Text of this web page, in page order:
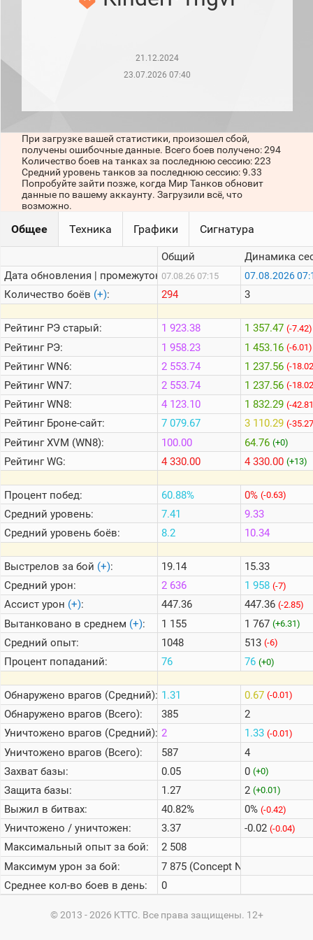
месяц)
сессии)
Кланы
Статистика
стримеров
Онлайн
Цветовая
шкала
Теlegram
ВК
Портал
Мира
Танков
21.12.2024
23.07.2026 07:40
При загрузке вашей статистики, произошел сбой,
получены ошибочные данные. Всего боев получено: 294
Количество боев на танках за последнюю сессию: 223
Средний уровень танков за последнюю сессию: 9.33
Попробуйте зайти позже, когда Мир Танков обновит
данные по вашему аккаунту. Загрузили всё, что
возможно.
Общее Техника Графики Сигнатура
Дата обновления | промежуток:
Количество боёв (+):
РейтингРЭ старый:
РейтингРЭ:
РейтингWN6:
РейтингWN7:
РейтингWN8:
РейтингБроне-сайт:
РейтингXVM (WN8):
РейтингWG:
Процент побед:
Средний уровень:
Средний уровень боёв:
Выстрелов за бой (+):
Средний урон:
Ассист урон (+):
Вытанковано в среднем (+):
Средний опыт:
Процент попаданий:
Обнаружено врагов (Средний):
Обнаружено врагов (Всего):
Уничтожено врагов (Средний):
Уничтожено врагов (Всего):
Захват базы:
Защита базы:
Выжил в битвах:
Уничтожено / уничтожен:
Максимальный опыт за бой:
Максимум урон за бой:
Среднее кол-во боев в день:
Общий
07.08.26 07:15
294
1 923.38
1 958.23
2 553.74
2 553.74
4 123.10
7 079.67
100.00
4 330.00
60.88%
7.41
8.2
19.14
2 636
447.36
1 155
1048
76
1.31
385
2
587
0.05
1.27
40.82%
3.37
2 508
7 875 (Concept No. 5)
0
Динамика
07.08.2026
3
1 357.47 (-7.42)
1 453.16 (-6.01)
1 237.56 (-
1 237.56 (-
1 832.29 (-
3 110.29 (-
64.76 (+0)
4 330.00 (+13)
0% (-0.63)
9.33
10.34
15.33
1 958 (-7)
447.36 (-2.85)
1 767 (+6.31)
513 (-6)
76 (+0)
0.67 (-0.01)
2
1.33 (-0.01)
4
0 (+0)
2 (+0.01)
0% (-0.42)
-0.02 (-0.04)
© 2013 - 2026 KTTC. Все права защищены. 12+